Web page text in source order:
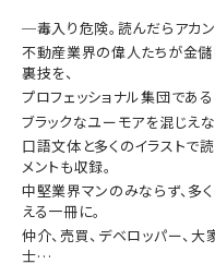
─毒入り危険。読んだらアカ
不動産業界の偉人たちが金
裏技を、
プロフェッショナル集団である
ブラックなユーモアを混じえ
口語文体と多くのイラストで
メントも収録。
中堅業界マンのみならず、多
える一冊に。
仲介、売買、デベロッパー、大
士…